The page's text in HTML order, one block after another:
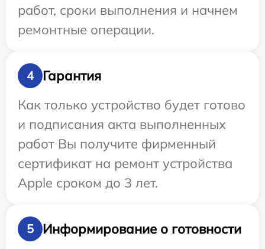
работ, сроки выполнения и начнем
ремонтные операции.
4
Гарантия
Как только устройство будет готово
и подписания акта выполненных
работ Вы получите фирменный
сертификат на ремонт устройства
Apple сроком до 3 лет.
5
Информирование о готовности